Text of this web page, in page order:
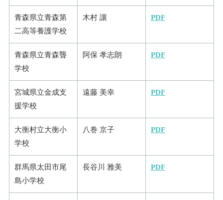
青森県立青森第
二高等養護学校
木村 讓 PDF
青森県立青森聾
学校
阿保 孝志朗 PDF
宮城県立金成支
援学校
遠藤 美幸 PDF
大衡村立大衡小
学校
八巻 京子 PDF
群馬県太田市尾
島小学校
長谷川 雅美 PDF